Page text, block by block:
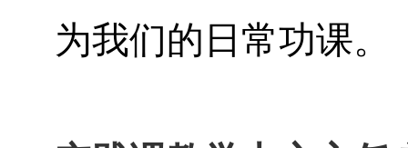
为我们的日常功课。